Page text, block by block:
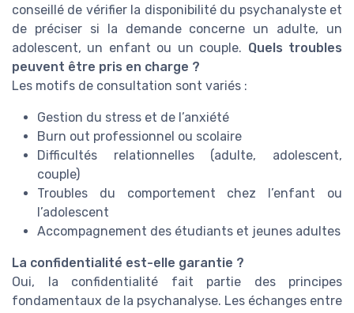
conseillé de vérifier la disponibilité du psychanalyste et
de préciser si la demande concerne un adulte, un
adolescent, un enfant ou un couple. Quels troubles
peuvent être pris en charge ?
Les motifs de consultation sont variés :
Gestion du stress et de l’anxiété
Burn out professionnel ou scolaire
Difficultés relationnelles (adulte, adolescent,
couple)
Troubles du comportement chez l’enfant ou
l’adolescent
Accompagnement des étudiants et jeunes adultes
La confidentialité est-elle garantie ?
Oui, la confidentialité fait partie des principes
fondamentaux de la psychanalyse. Les échanges entre